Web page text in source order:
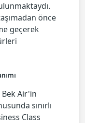
önce
geçerek
Air'in
sınırlı
Class